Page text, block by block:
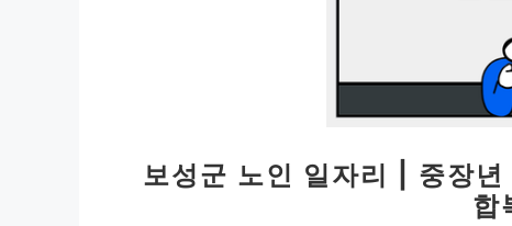
보성군 노인 일자리 | 중장
합